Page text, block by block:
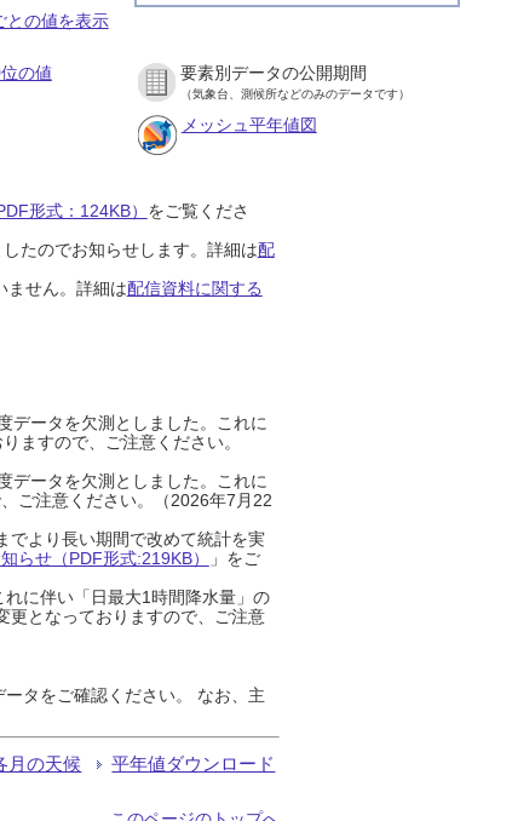
との値を表示
の値 要素別データの公開期間
（気象台、測候所などのみのデータです）
メッシュ平年値図
形式：124KB） をご覧くださ
たのでお知らせします。詳細は配
ません。詳細は配信資料に関する
データを欠測としました。これに
ますので、ご注意ください。
データを欠測としました。これに
ご注意ください。（2026年7月22
でより長い期間で改めて統計を実
らせ（PDF形式:219KB）
」をご
に伴い「日最大1時間降水量」の
更となっておりますので、ご注意
タをご確認ください。 なお、主
月の天候 平年値ダウンロード